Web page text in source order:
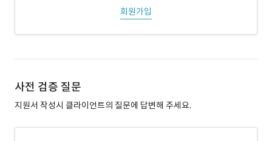
회원가입
사전 검증 질문
지원서 작성시 클라이언트의 질문에 답변해 주세요.